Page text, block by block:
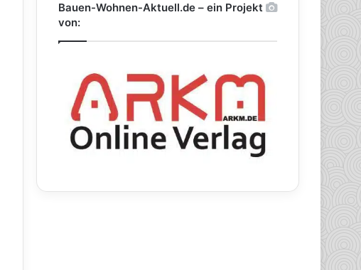
Bauen-Wohnen-Aktuell.de – ein Projekt
von: